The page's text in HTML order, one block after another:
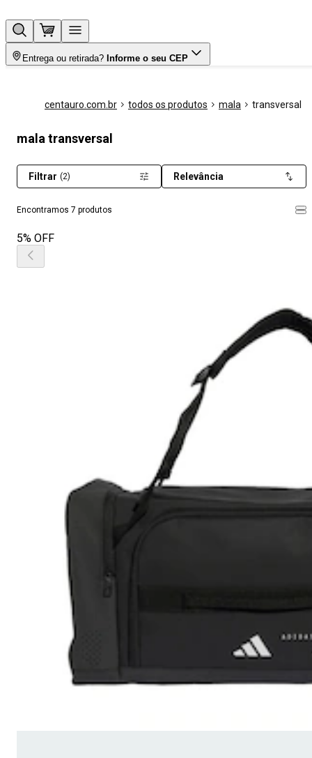
Entrega ou retirada? Informe o seu CEP
centauro.com.br todos os produtos mala transversal
mala transversal
Encontramos 7 produtos
Filtrar (2) Relevância
5% OFF